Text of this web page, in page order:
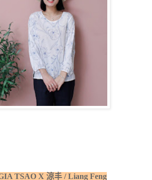
TSAO X 涼丰 / Liang Feng